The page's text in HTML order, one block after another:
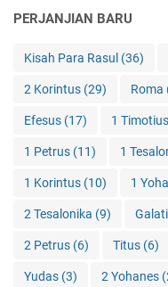
PERJANJIAN BARU
Kisah Para Rasul (36)
2 Korintus (29) Roma
Efesus (17) 1 Timotius
1 Petrus (11) 1
1 Korintus (10) 1
2 Tesalonika (9)
2 Petrus (6) Titus (6)
Yudas (3) 2 Yohanes